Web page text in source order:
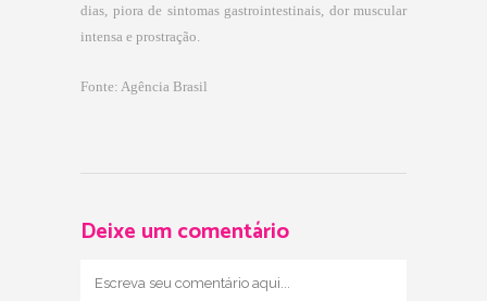
dias, piora de sintomas gastrointestinais, dor muscular
intensa e prostração.
Fonte: Agência Brasil
Deixe um comentário